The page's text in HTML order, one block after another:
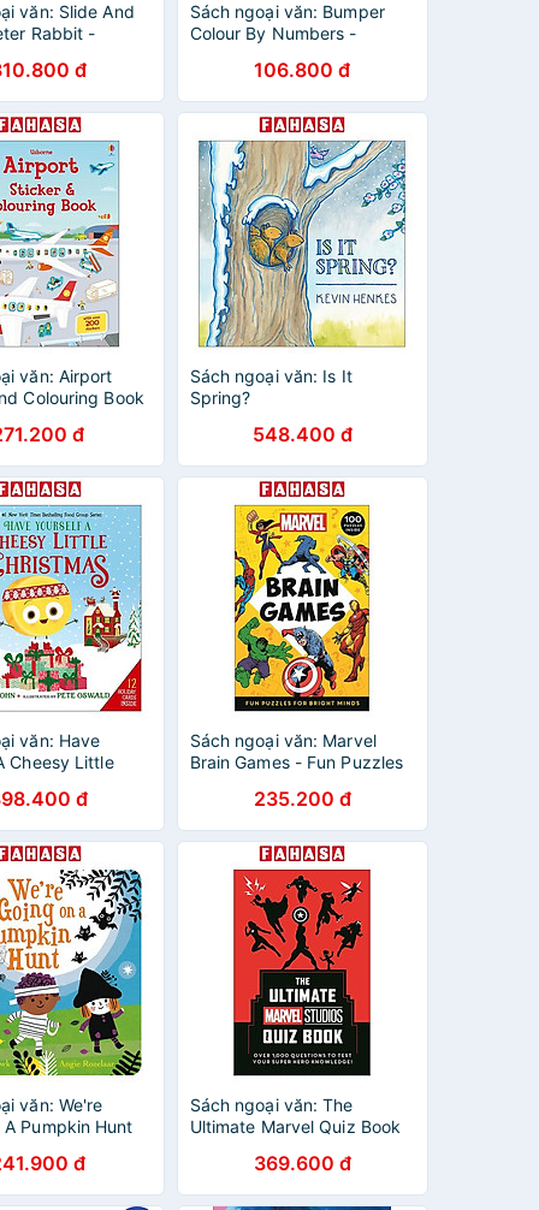
văn: Slide And
Rabbit -
đ
Sách ngoại văn: Bumper
Colour By Numbers -
106.800 đ
văn: Airport
Colouring Book
đ
Sách ngoại văn: Is It
Spring?
548.400 đ
văn: Have
Cheesy Little
đ
Sách ngoại văn: Marvel
Brain Games - Fun Puzzles
235.200 đ
văn: We're
A Pumpkin Hunt
đ
Sách ngoại văn: The
Ultimate Marvel Quiz Book
369.600 đ